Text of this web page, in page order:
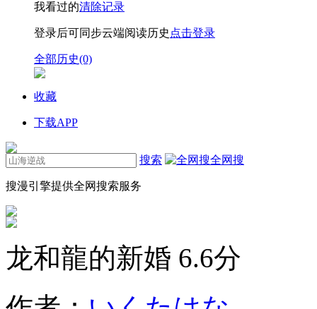
我看过的清除记录
登录后可同步云端阅读历史 点击登录
全部历史(0)
收藏
下载APP
搜索 全网搜
搜漫引擎提供全网搜索服务
龙和龍的新婚 6.6分